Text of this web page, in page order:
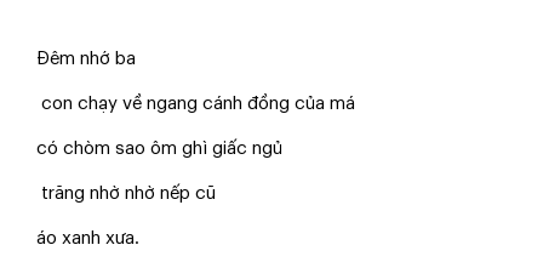
Đêm nhớ ba
con chạy về ngang cánh đồng của má
có chòm sao ôm ghì giấc ngủ
trăng nhờ nhờ nếp cũ
áo xanh xưa.